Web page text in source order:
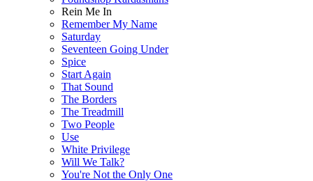
Rein Me In
Remember My Name
Saturday
Seventeen Going Under
Spice
Start Again
That Sound
The Borders
The Treadmill
Two People
Use
White Privilege
Will We Talk?
You're Not the Only One